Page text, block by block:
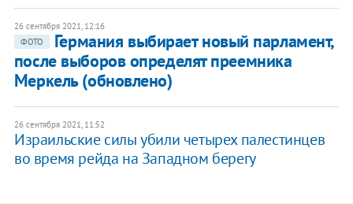
26 сентября 2021, 12:16
ФОТО
Германия выбирает новый парламент,
после выборов определят преемника
Меркель (обновлено)
26 сентября 2021, 11:52
Израильские силы убили четырех палестинцев
во время рейда на Западном берегу